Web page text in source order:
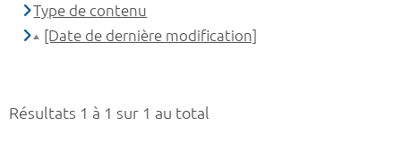
Résultats 1 à 1 sur 1 au total
Type de contenu
[Date de dernière modification]